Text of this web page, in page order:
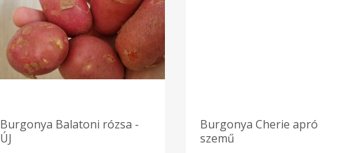
Burgonya Balatoni rózsa -
ÚJ
Burgonya Cherie apró
szemű